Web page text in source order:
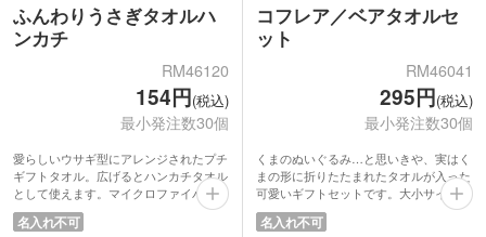
ふんわりうさぎタオルハ
ンカチ
RM46120
154円(税込)
最小発注数30個
愛らしいウサギ型にアレンジされたプチ
ギフトタオル。広げるとハンカチタオル
として使えます。マイクロファイバー素
材で使い心地ふんわり。パッケージはリ
ボン付きの袋入りなので、そのまま配布
名入れ不可
コフレア／ベアタオルセ
ット
RM46041
295円(税込)
最小発注数30個
くまのぬいぐるみ…と思いきや、実はく
まの形に折りたたまれたタオルが入った
可愛いギフトセットです。大小サイズの
ハンドタオルは、ふわふわのマイクロフ
ァイバー素材を使用しており、やさしい
名入れ不可